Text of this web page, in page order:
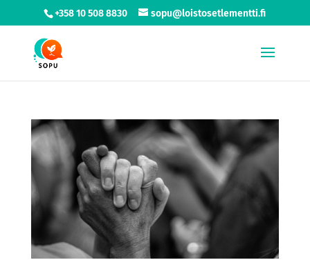
+358 10 508 8830 sopu@loistosetlementti.fi